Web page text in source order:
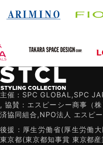
主催：SPC GLOBAL,SPC
, 協賛：エスピーシー商事（
済協同組合,NPO法人 エスピ
後援：厚生労働省(厚生労働
東京都(東京都知事賞 東京都